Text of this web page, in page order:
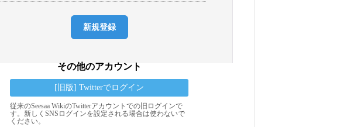
新規登録
その他のアカウント
[旧版] Twitterでログイン
従来のSeesaa WikiのTwitterアカウントでの旧ログインで
す。新しくSNSログインを設定される場合は使わないで
ください。